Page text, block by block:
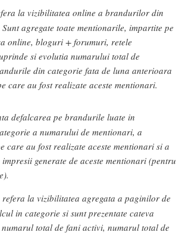
la vizibilitatea online a brandurilor din
agregate toate mentionarile, impartite pe
online, bloguri + forumuri, retele
si evolutia numarului total de
din categorie fata de luna anterioara
care au fost realizate aceste mentionari.
defalcarea pe brandurile luate in
a numarului de mentionari, a
care au fost realizate aceste mentionari si a
generate de aceste mentionari (pentru
refera la vizibilitatea agregata a paginilor de
in categorie si sunt prezentate cateva
total de fani activi, numarul total de